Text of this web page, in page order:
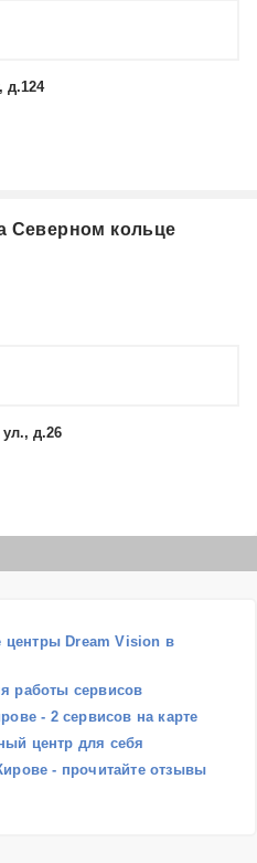
д.124
Северном кольце
д.26
Dream Vision в
работы сервисов
- 2 сервисов на карте
центр для себя
- прочитайте отзывы